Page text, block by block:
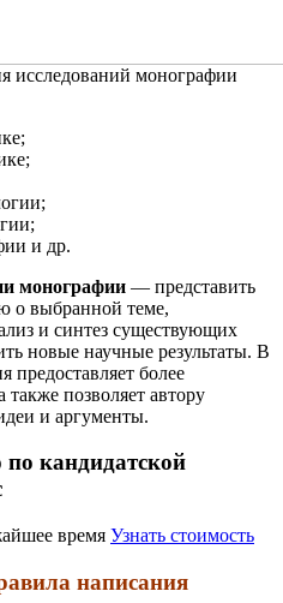
исследований монографии
и др.
монографии — представить
выбранной теме,
и синтез существующих
новые научные результаты. В
предоставляет более
позволяет автору
и аргументы.
кандидатской
время Узнать стоимость
написания